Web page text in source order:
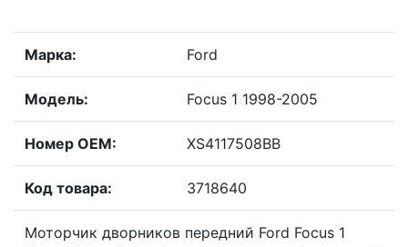
Марка: Ford
Модель: Focus 1 1998-2005
Номер OEM: XS4117508BB
Код товара: 3718640
Моторчик дворников передний Ford Focus 1